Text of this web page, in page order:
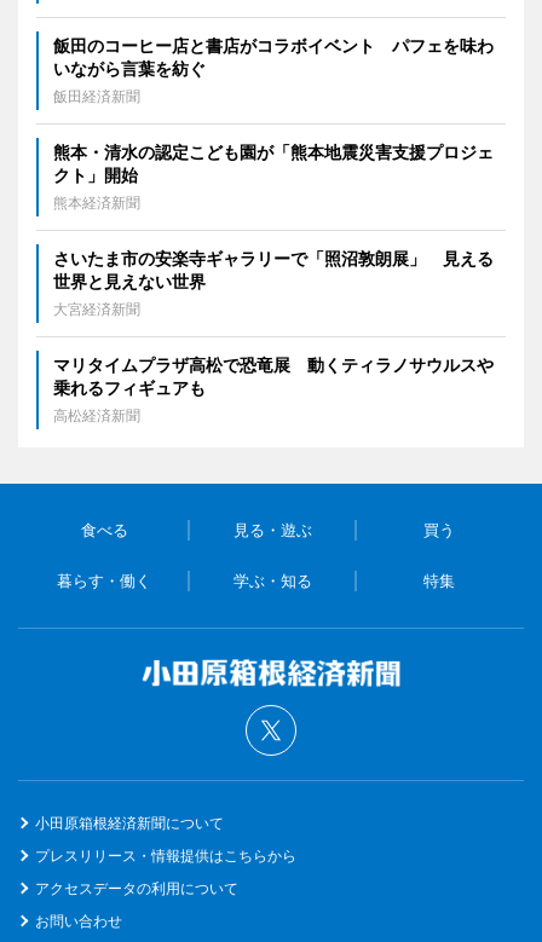
飯田のコーヒー店と書店がコラボイベント パフェを味わ
いながら言葉を紡ぐ
飯田経済新聞
熊本・清水の認定こども園が「熊本地震災害支援プロジェ
クト」開始
熊本経済新聞
さいたま市の安楽寺ギャラリーで「照沼敦朗展」 見える
世界と見えない世界
大宮経済新聞
マリタイムプラザ高松で恐竜展 動くティラノサウルスや
乗れるフィギュアも
高松経済新聞
食べる 見る・遊ぶ 買う
暮らす・働く 学ぶ・知る 特集
小田原箱根経済新聞について
プレスリリース・情報提供はこちらから
アクセスデータの利用について
お問い合わせ